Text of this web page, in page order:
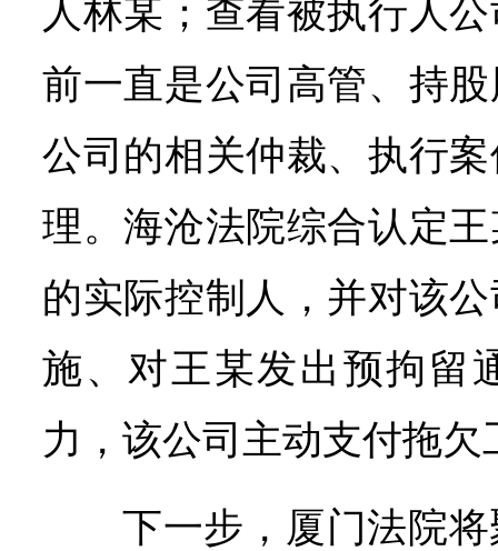
人林某；查看被执行人
前一直是公司高管、持
公司的相关仲裁、执行
理。海沧法院综合认定
的实际控制人，并对该
施、对王某发出预拘留
力，该公司主动支付拖欠
下一步，厦门法院